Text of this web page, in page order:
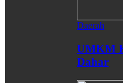
Daerah
UMKM
Dahar